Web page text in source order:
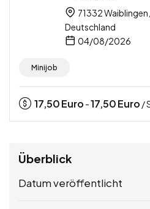
71332
Deutschland
04/08/2026
Minijob
17,50Euro -17,50Euro /
Überblick
Datum veröffentlicht